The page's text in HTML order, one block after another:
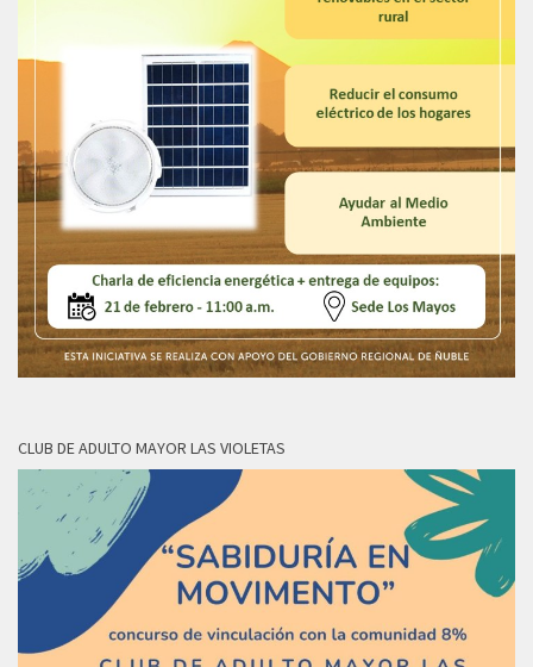
CLUB DE ADULTO MAYOR LAS VIOLETAS